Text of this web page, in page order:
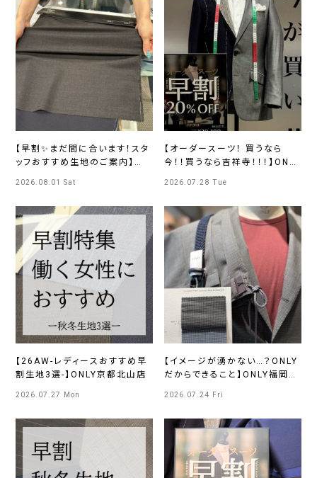
【早割✨まだ間に合います！スタ
ッフおすすめ生地のご案内】
2026.08.01 Sat
【オーダースーツ！ 買うなら
今！！買うなら吉祥寺！！！】ONLY
2026.07.28 Tue
【26AW-レディースおすすめ早
割生地3選-】ONLY京都北山店
2026.07.27 Mon
【イメージが湧かない…？ONLY
だからできること】ONLY福岡天
2026.07.24 Fri